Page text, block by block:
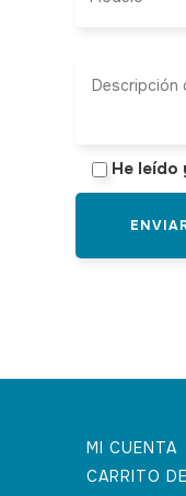
He leído
MI CUENTA
CARRITO